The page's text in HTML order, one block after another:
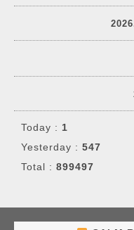
Today : 1
Yesterday : 547
Total : 899497